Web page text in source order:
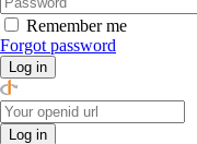
Remember me
Forgot password
Log in
Log in